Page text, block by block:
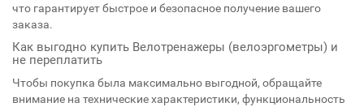
что гарантирует быстрое и безопасное получение вашего
заказа.
Как выгодно купить Велотренажеры (велоэргометры) и
не переплатить
Чтобы покупка была максимально выгодной, обращайте
внимание на технические характеристики, функциональность